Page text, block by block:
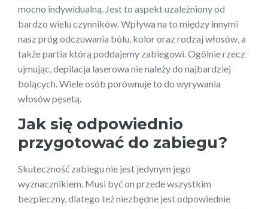
mocno indywidualną. Jest to aspekt uzależniony od
bardzo wielu czynników. Wpływa na to między innymi
nasz próg odczuwania bólu, kolor oraz rodzaj włosów, a
także partia którą poddajemy zabiegowi. Ogólnie rzecz
ujmując, depilacja laserowa nie należy do najbardziej
bolących. Wiele osób porównuje to do wyrywania
włosów pęsetą.
Jak się odpowiednio
przygotować do zabiegu?
Skuteczność zabiegu nie jest jedynym jego
wyznacznikiem. Musi być on przede wszystkim
bezpieczny, dlatego też niezbędne jest odpowiednie